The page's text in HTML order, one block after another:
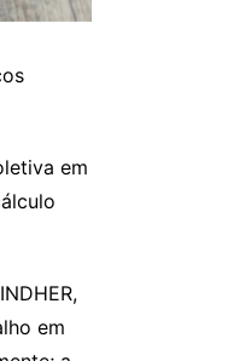
em
em